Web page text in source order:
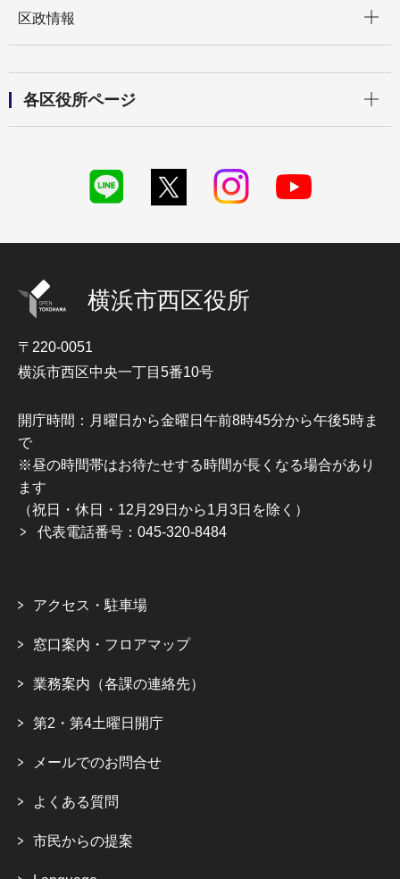
区政情報
各区役所ページ
横浜市西区役所
〒220-0051
横浜市西区中央一丁目5番10号
開庁時間：月曜日から金曜日午前8時45分から午後5時ま
で
※昼の時間帯はお待たせする時間が長くなる場合があり
ます
（祝日・休日・12月29日から1月3日を除く）
代表電話番号：045-320-8484
アクセス・駐車場
窓口案内・フロアマップ
業務案内（各課の連絡先）
第2・第4土曜日開庁
メールでのお問合せ
よくある質問
市民からの提案